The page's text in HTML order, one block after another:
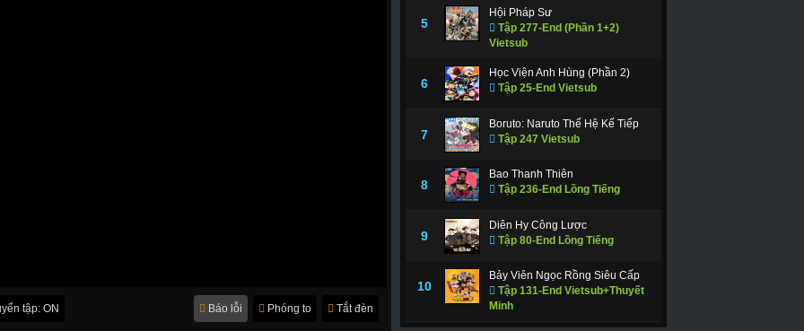
tập: ON Tắt đèn
Phóng to
Báo lỗi
5
Hội Pháp Sư
Tập 277-End (Phần 1+2)
Vietsub
6
Học Viện Anh Hùng (Phần 2)
Tập 25-End Vietsub
7
Boruto: Naruto Thế Hệ Kế Tiếp
Tập 247 Vietsub
8
Bao Thanh Thiên
Tập 236-End Lồng Tiếng
9
Diên Hy Công Lược
Tập 80-End Lồng Tiếng
10
Bảy Viên Ngọc Rồng Siêu Cấp
Tập 131-End Vietsub+Thuyết
Minh